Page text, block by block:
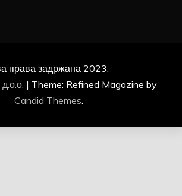
права задржана 2023.
| Theme: Refined Magazine by
Candid Themes.